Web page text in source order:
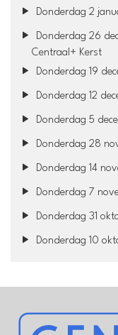
Donderdag 2
Donderdag 26
Centraal+ Kerst
Donderdag 19
Donderdag 12
Donderdag 5
Donderdag 28
Donderdag 14
Donderdag 7
Donderdag 31
Donderdag 10